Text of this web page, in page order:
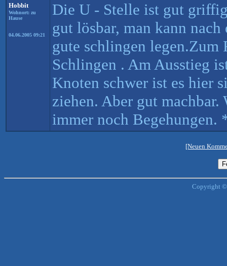
Hobbit
Wohnort: zu
Hause
04.06.2005 09:21
Die U - Stelle ist gut
gut lösbar, man kann
gute schlingen
Schlingen . Am Ausstieg
Knoten schwer ist es hier
ziehen. Aber gut machbar.
immer noch Begehungen.
[Neuen
Copyright ©